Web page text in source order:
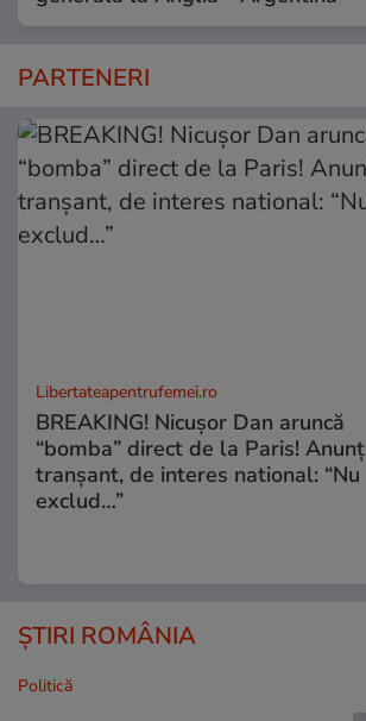
PARTENERI
Libertateapentrufemei.ro
BREAKING! Nicușor Dan aruncă
“bomba” direct de la Paris! Anunț
tranșant, de interes national: “Nu
exclud…”
ȘTIRI ROMÂNIA
Politică